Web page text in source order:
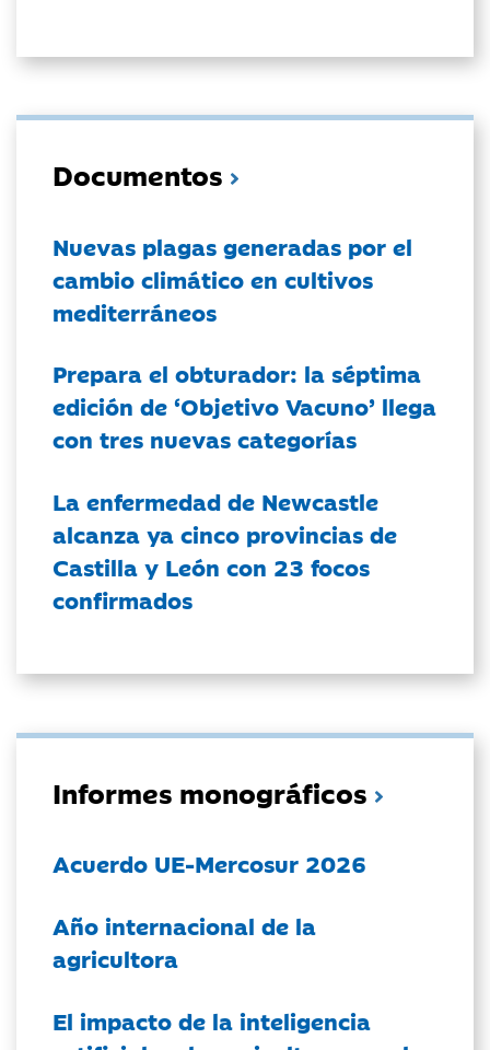
Documentos
Nuevas plagas generadas por el
cambio climático en cultivos
mediterráneos
Prepara el obturador: la séptima
edición de ‘Objetivo Vacuno’ llega
con tres nuevas categorías
La enfermedad de Newcastle
alcanza ya cinco provincias de
Castilla y León con 23 focos
confirmados
Informes monográficos
Acuerdo UE-Mercosur 2026
Año internacional de la
agricultora
El impacto de la inteligencia